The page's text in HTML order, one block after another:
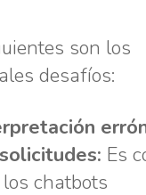
son los
desafíos:
Es
chatbots